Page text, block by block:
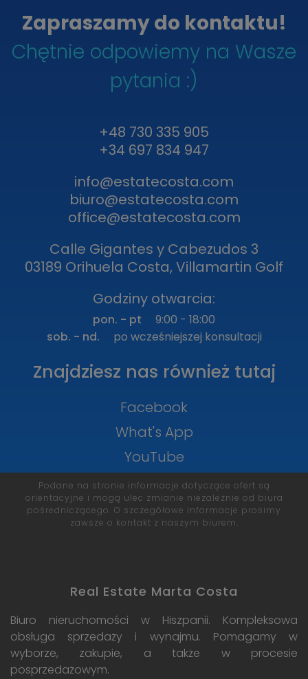
Zapraszamy do kontaktu!
Chętnie odpowiemy na Wasze
pytania :)
+48 730 335 905
+34 697 834 947
info@estatecosta.com
biuro@estatecosta.com
office@estatecosta.com
Calle Gigantes y Cabezudos 3
03189 Orihuela Costa, Villamartin Golf
Godziny otwarcia:
pon. - pt
9:00 - 18:00
sob. - nd.
po wcześniejszej konsultacji
Znajdziesz nas również tutaj
Facebook
What's App
YouTube
Podane na stronie informacje dotyczące ofert są
orientacyjne i mogą ulec zmianie niezależnie od biura
pośredniczącego. O szczegółowe informacje prosimy
zawsze o kontakt z naszym biurem.
Real Estate Marta Costa
Biuro nieruchomości w Hiszpanii. Kompleksowa
obsługa sprzedaży i wynajmu. Pomagamy w
wyborze, zakupie, a także w procesie
posprzedażowym.